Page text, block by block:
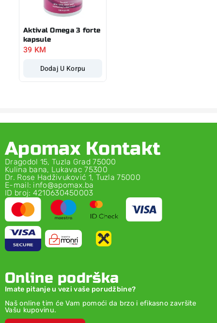
Aktival Omega 3 forte
kapsule
39 KM
Dodaj U Korpu
Apomax Kontakt
Dragodol 15, Tuzla Grad 75000
Kulina bana, Lukavac 75300
Dr. Rose Hadživuković 1, Tuzla 75000
E-mail: info@apomax.ba
ID broj: 4210630450003
Online podrška
Imate pitanje u vezi vaše porudžbine?
Naš online tim će Vam pomoći da brzo i efikasno završite
Vašu kupovinu.